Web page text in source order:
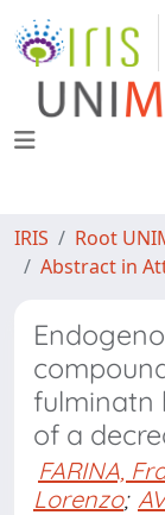
IRIS Root
Abstract in
fulminatn
of a
FARINA,
Lorenzo;